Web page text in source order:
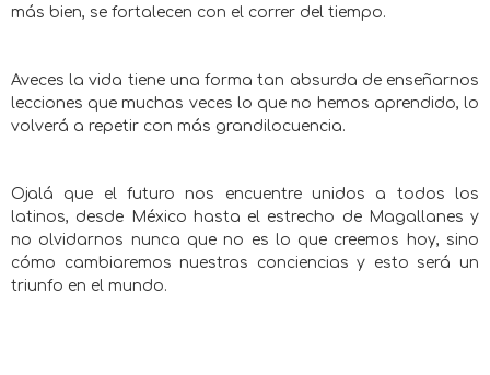
más bien, se fortalecen con el correr del tiempo.
Aveces la vida tiene una forma tan absurda de enseñarnos
lecciones que muchas veces lo que no hemos aprendido, lo
volverá a repetir con más grandilocuencia.
Ojalá que el futuro nos encuentre unidos a todos los
latinos, desde México hasta el estrecho de Magallanes y
no olvidarnos nunca que no es lo que creemos hoy, sino
cómo cambiaremos nuestras conciencias y esto será un
triunfo en el mundo.